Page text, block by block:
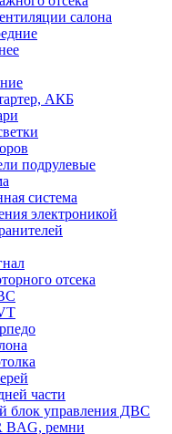
салона
АКБ
подрулевые
система
электроникой
отсека
части
блок управления ДВС
BAG, ремни